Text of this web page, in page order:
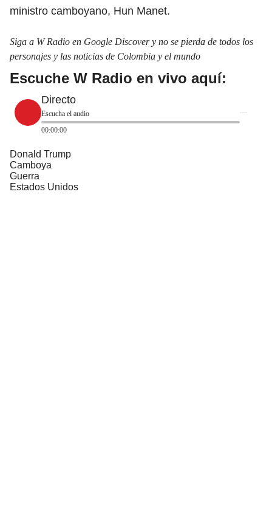
ministro camboyano, Hun Manet.
Siga a W Radio en Google Discover y no se pierda de todos los
personajes y las noticias de Colombia y el mundo
Escuche W Radio en vivo aquí:
Directo
Escucha el audio
00:00:00
Donald Trump
Camboya
Guerra
Estados Unidos